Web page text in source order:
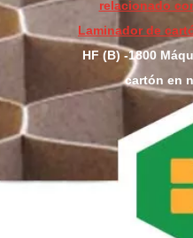
relacionado
Laminador de
HF (B) -1800
cartón en